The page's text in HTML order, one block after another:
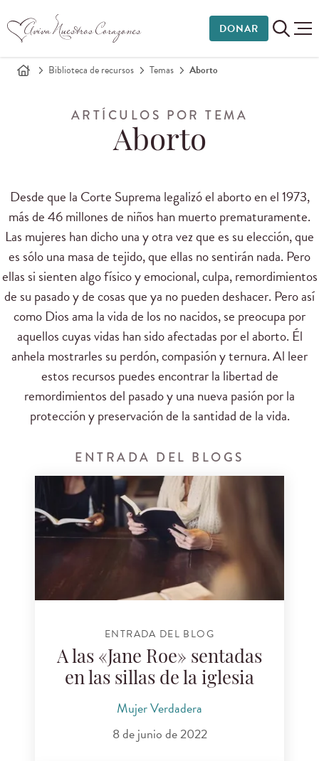
DONAR
Biblioteca de recursos Temas Aborto
ARTÍCULOS POR TEMA
Aborto
Desde que la Corte Suprema legalizó elabortoen el 1973,
más de 46millones de niños han muertoprematuramente.
Las mujeres han dichouna y otra vezque es suelección, que
es sólouna masa detejido, queellas no sentirán nada. Pero
ellas si sientenalgofísicoyemocional, culpa,remordimientos
de su pasadoy de cosas que ya no pueden deshacer. Pero así
como Dios ama la vida de los no nacidos,se preocupa por
aquellos cuyasvidas han sido afectadas por el aborto. Él
anhela mostrarles su perdón, compasión yternura.Al leer
estos recursos puedesencontrar la libertad de
remordimientosdel pasado yuna nueva pasión por la
protección y preservación de la santidad de lavida.
ENTRADA DEL BLOGS
ENTRADA DEL BLOG
A las «Jane Roe» sentadas
en las sillas de la iglesia
Mujer Verdadera
8 de junio de 2022